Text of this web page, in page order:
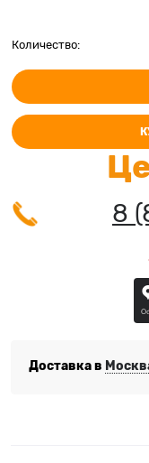
Количество:
8
Доставка в